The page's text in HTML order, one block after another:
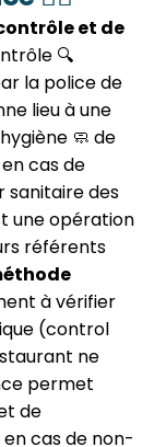
et de
🔍
la police de
lieu à une
🧼 de
cas de
sanitaire des
une opération
référents
à vérifier
(control
ne
permet
de
cas de non-